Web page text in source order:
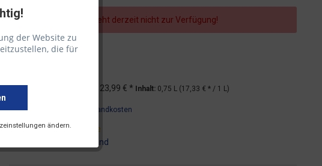
der Website zu
die für
ändern.
Dieser Artikel steht derzeit nicht zur Verfügung!
13,00 € * 23,99 € * Inhalt: 0,75 L (17,33 € * / 1 L)
inkl. 19 % MwSt. zzgl. Versandkosten
Lieferzeit 2 Werktage
DHL - Versand